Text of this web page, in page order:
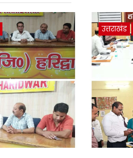
उत्तराखंड